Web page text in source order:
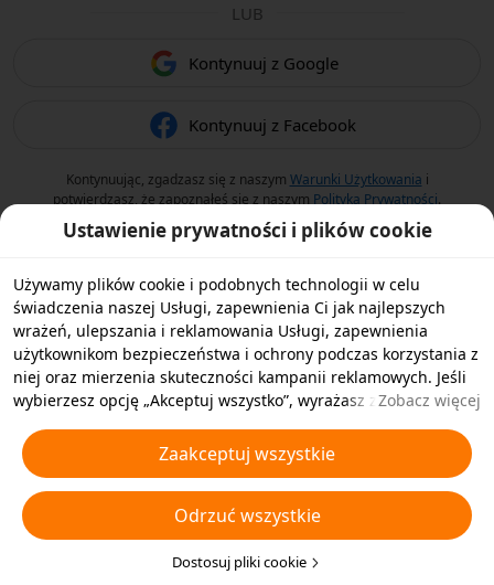
LUB
Kontynuuj z Google
Kontynuuj z Facebook
Kontynuując, zgadzasz się z naszym Warunki Użytkowania i
potwierdzasz, że zapoznałeś się z naszym Polityka Prywatności.
Ustawienie prywatności i plików cookie
Używamy plików cookie i podobnych technologii w celu
świadczenia naszej Usługi, zapewnienia Ci jak najlepszych
wrażeń, ulepszania i reklamowania Usługi, zapewnienia
użytkownikom bezpieczeństwa i ochrony podczas korzystania z
niej oraz mierzenia skuteczności kampanii reklamowych. Jeśli
wybierzesz opcję „Akceptuj wszystko”, wyrażasz zgodę na
oraz podobnych technologii na Twoim urządzeniu w celach
reklamowych. Możesz także wybrać opcję „Odrzucić wszystkie”,
aby odrzucić wszystkie nieistotne pliki cookie lub wybrać typy
plików cookie, które chcesz zaakceptować albo wyłączyć,
klikając opcję „Dostosuj pliki cookie” poniżej lub w dowolnej
chwili w ustawieniach prywatności. Aby uzyskać więcej
Zobacz więcej
Zaakceptuj wszystkie
Odrzuć wszystkie
Dostosuj pliki cookie